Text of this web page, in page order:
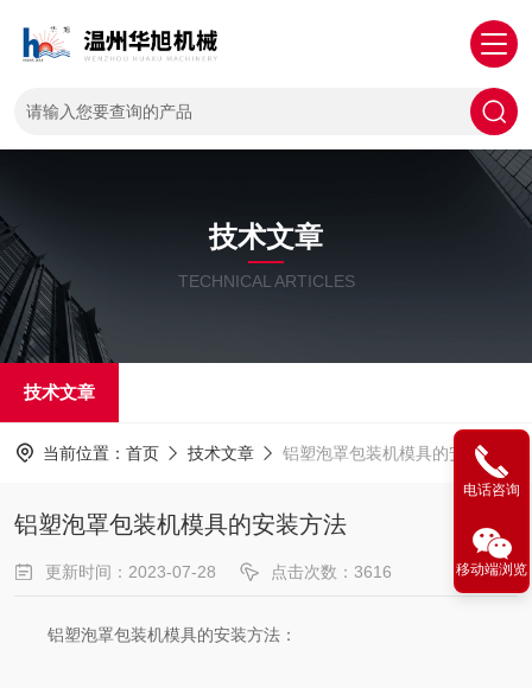
技术文章
TECHNICAL ARTICLES
技术文章
当前位置： 首页 技术文章 铝塑泡罩包装机模具的安装方法
铝塑泡罩包装机模具的安装方法
更新时间：2023-07-28 点击次数：3616
铝塑泡罩包装机模具的安装方法：
电话咨询
移动端浏览